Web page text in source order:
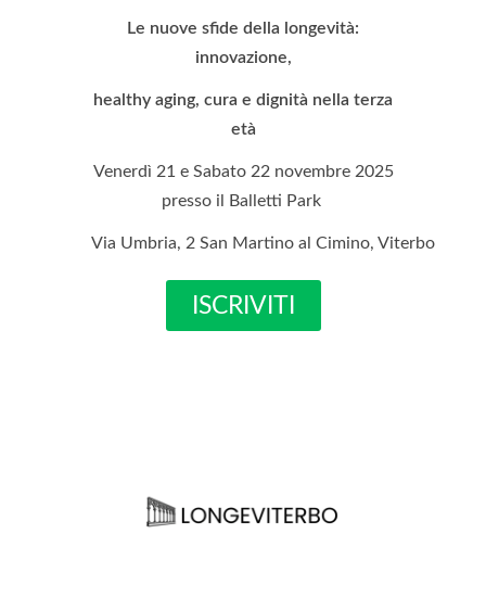
Le nuove sfide della longevità:
innovazione,
healthy aging, cura e dignità nella terza
età
Venerdì 21 e Sabato 22 novembre 2025
presso il Balletti Park
Via Umbria, 2 San Martino al Cimino, Viterbo
ISCRIVITI